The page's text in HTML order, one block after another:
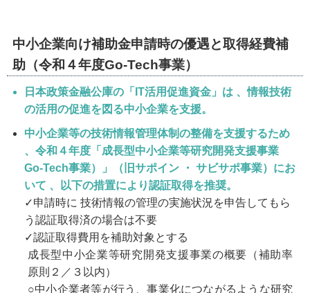
中小企業向け補助金申請時の優遇と取得経費補
助（令和４年度Go-Tech事業）
日本政策金融公庫の「IT活用促進資金」は 、情報技術
の活用の促進を図る中小企業を支援。
中小企業等の技術情報管理体制の整備を支援するため
、令和４年度「成長型中小企業等研究開発支援事業
Go-Tech事業）」（旧サポイン ・ サビサポ事業）にお
いて 、以下の措置により認証取得を推奨。
✓申請時に 技術情報の管理の実施状況を申告してもら
う認証取得済の場合は不要
✓認証取得費用を補助対象とする
成長型中小企業等研究開発支援事業の概要（補助率
原則２／３以内）
○中小企業者等が行う、事業化につながるような研究